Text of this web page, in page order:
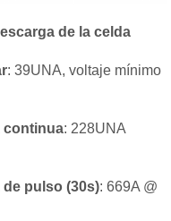
de la celda
: 39UNA, voltaje mínimo
continua: 228UNA
pulso (30s): 669A @